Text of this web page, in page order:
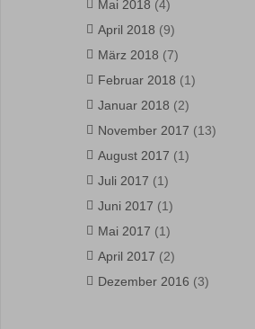
Mai 2018 (4)
April 2018 (9)
März 2018 (7)
Februar 2018 (1)
Januar 2018 (2)
November 2017 (13)
August 2017 (1)
Juli 2017 (1)
Juni 2017 (1)
Mai 2017 (1)
April 2017 (2)
Dezember 2016 (3)